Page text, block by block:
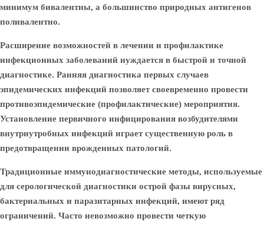
минимум бивалентны, а большинство природных антигенов
поливалентно.
Расширение возможностей в лечении и профилактике
инфекционных заболеваний нуждается в быстрой и точной
диагностике. Ранняя диагностика первых случаев
эпидемических инфекций позволяет своевременно провести
противоэпидемические (профилактические) мероприятия.
Установление первичного инфицирования возбудителями
внутриутробных инфекций играет существенную роль в
предотвращении врожденных патологий.
Традиционные иммунодиагностические методы, используемые
для серологической диагностики острой фазы вирусных,
бактериальных и паразитарных инфекций, имеют ряд
ограничений. Часто невозможно провести четкую